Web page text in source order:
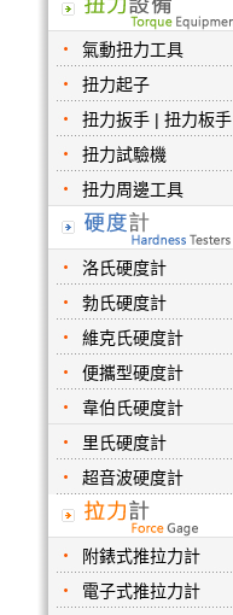
氣動扭力工具
扭力起子
扭力扳手 | 扭力板手
扭力試驗機
扭力周邊工具
洛氏硬度計
勃氏硬度計
維克氏硬度計
便攜型硬度計
韋伯氏硬度計
里氏硬度計
超音波硬度計
附錶式推拉力計
電子式推拉力計